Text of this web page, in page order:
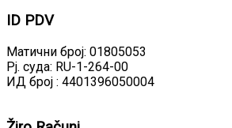
ID PDV
Матични број: 01805053
Рј. суда: RU-1-264-00
ИД број : 4401396050004